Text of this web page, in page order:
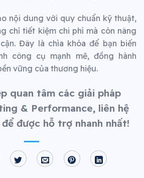
nội dung với quy chuẩn kỹ thuật,
chỉ tiết kiệm chi phí mà còn nâng
Đây là chìa khóa để bạn biến
công cụ mạnh mẽ, đồng hành
vững của thương hiệu.
quan tâm các giải pháp
& Performance, liên hệ
được hỗ trợ nhanh nhất!